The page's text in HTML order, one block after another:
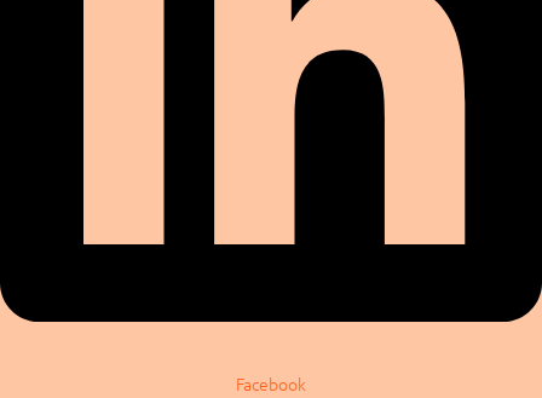
Facebook